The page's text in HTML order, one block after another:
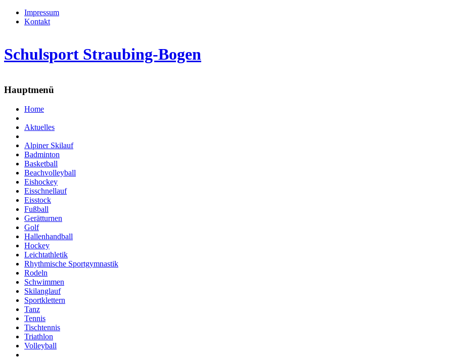
Impressum
Kontakt
Schulsport Straubing-Bogen
Hauptmenü
Home
Aktuelles
Alpiner Skilauf
Badminton
Basketball
Beachvolleyball
Eishockey
Eisschnellauf
Eisstock
Fußball
Gerätturnen
Golf
Hallenhandball
Hockey
Leichtathletik
Rhythmische Sportgymnastik
Rodeln
Schwimmen
Skilanglauf
Sportklettern
Tanz
Tennis
Tischtennis
Triathlon
Volleyball